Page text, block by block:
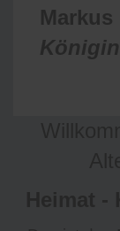
Markus
Königin